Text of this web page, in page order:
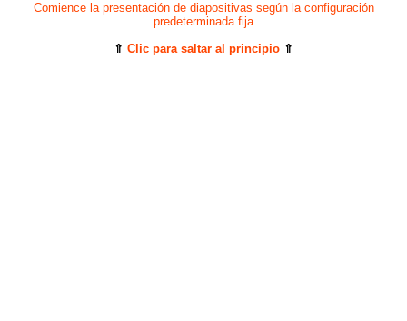
Comience la presentación de diapositivas según la configuración
predeterminada fija
⇑ Clic para saltar al principio ⇑